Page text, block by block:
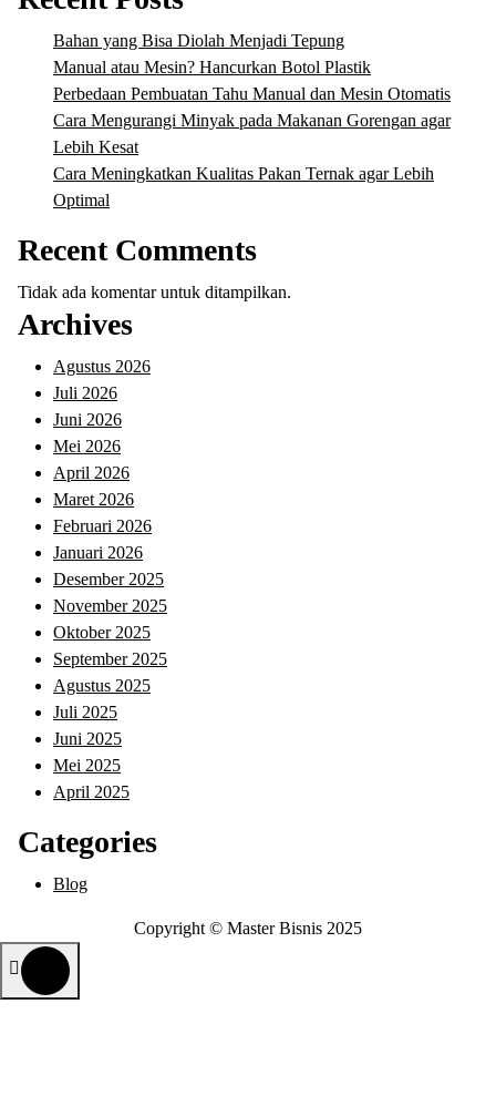
Bahan yang Bisa Diolah Menjadi Tepung
Manual atau Mesin? Hancurkan Botol Plastik
Perbedaan Pembuatan Tahu Manual dan Mesin Otomatis
Cara Mengurangi Minyak pada Makanan Gorengan agar
Lebih Kesat
Cara Meningkatkan Kualitas Pakan Ternak agar Lebih
Optimal
Recent Comments
Tidak ada komentar untuk ditampilkan.
Archives
Agustus 2026
Juli 2026
Juni 2026
Mei 2026
April 2026
Maret 2026
Februari 2026
Januari 2026
Desember 2025
November 2025
Oktober 2025
September 2025
Agustus 2025
Juli 2025
Juni 2025
Mei 2025
April 2025
Categories
Blog
Copyright © Master Bisnis 2025